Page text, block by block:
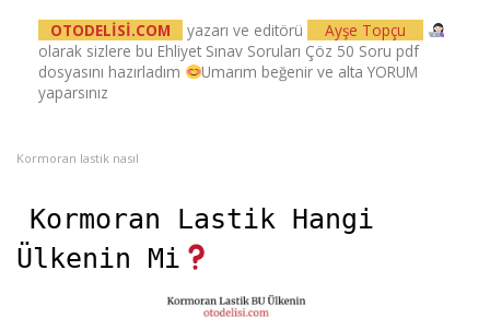
OTODELİSİ.COM yazarı ve editörü
Ayşe Topçu
olarak sizlere bu Ehliyet Sınav Soruları Çöz 50 Soru pdf
dosyasını hazırladım
Umarım beğenir ve alta YORUM
yaparsınız
Kormoran lastik nasıl
Kormoran Lastik Hangi
Ülkenin Mi